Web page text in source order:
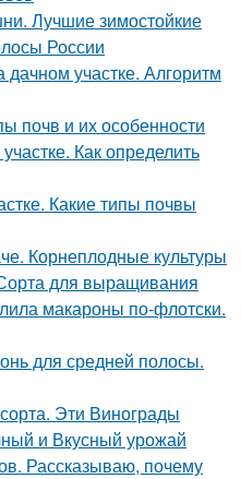
Лучшие зимостойкие
России
дачном участке. Алгоритм
почв и их особенности
Как определить
Какие типы почвы
Корнеплодные культуры
для выращивания
макароны по-флотски.
для средней полосы.
Эти Винограды
и Вкусный урожай
Рассказываю, почему